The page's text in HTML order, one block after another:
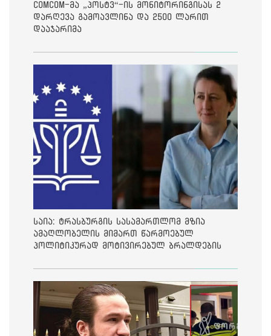
ComCom-მა „პოსტვ“-ის მონიტორინგისას 2
დარღევა გამოავლინა და 2500 ლარით
დააჯარიმა
საია: ტრასბურგის სასამართლომ მზია
ამაღლობელის მიმართ წარმოებულ
პოლიტიკურად მოტივირებულ ბრალდების